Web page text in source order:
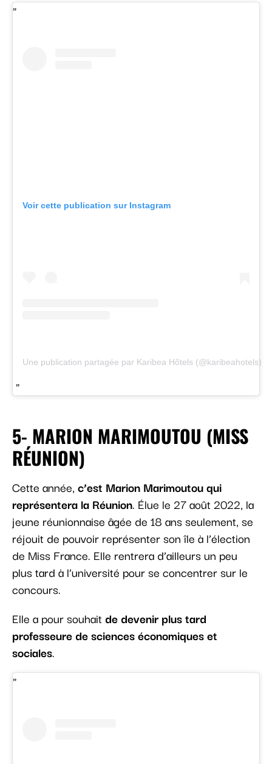
Voir cette publication sur Instagram
Une publication partagée par Karibea Hôtels (@karibeahotels)
5- MARION MARIMOUTOU (MISS
RÉUNION)
Cette année, c’est Marion Marimoutou qui
représentera la Réunion. Élue le 27 août 2022, la
jeune réunionnaise âgée de 18 ans seulement, se
réjouit de pouvoir représenter son île à l’élection
de Miss France. Elle rentrera d’ailleurs un peu
plus tard à l’université pour se concentrer sur le
concours.
Elle a pour souhait de devenir plus tard
professeure de sciences économiques et
sociales.